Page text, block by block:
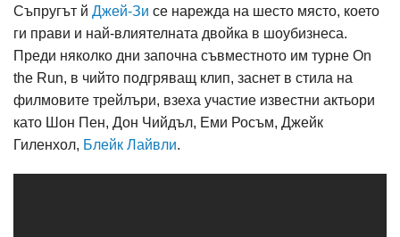
Съпругът й Джей-Зи се нарежда на шесто място, което
ги прави и най-влиятелната двойка в шоубизнеса.
Преди няколко дни започна съвместното им турне On
the Run, в чийто подгряващ клип, заснет в стила на
филмовите трейлъри, взеха участие известни актьори
като Шон Пен, Дон Чийдъл, Еми Росъм, Джейк
Гиленхол, Блейк Лайвли.